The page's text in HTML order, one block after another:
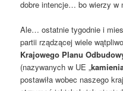
dobre intencje… bo wierzy w
Ale… ostatnie tygodnie i
partii rządzącej wiele
Krajowego Planu
(nazywanych w UE „
postawiła wobec naszego